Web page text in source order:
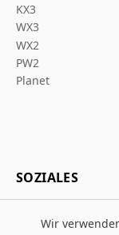
KX3
WX3
WX2
PW2
Planet
SOZIALES
Wir